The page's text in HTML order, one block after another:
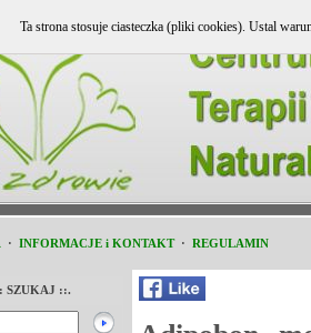
· INFORMACJE i KONTAKT · REGULAMIN
SZUKAJ ::.
Ta strona stosuje ciasteczka (pliki cookies). Ustal